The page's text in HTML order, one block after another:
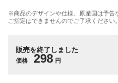
※商品のデザインや仕様、原産国は予告
ご指定はできませんのでご了承ください。
販売を終了しました
価格 298 円